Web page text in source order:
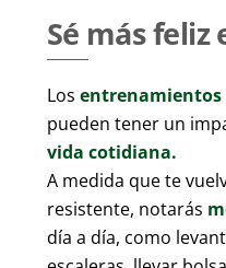
Sé más feliz
Los entrenamientos
pueden tener un
vida cotidiana.
A medida que te
resistente, notarás
día a día, como